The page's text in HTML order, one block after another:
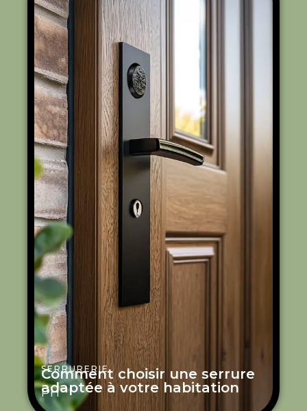
SERRURERIE
Comment choisir une serrure
adaptée à votre habitation
PH
SERRURERIE
Comment choisir une
serrure adaptée à votre
habitation
PH